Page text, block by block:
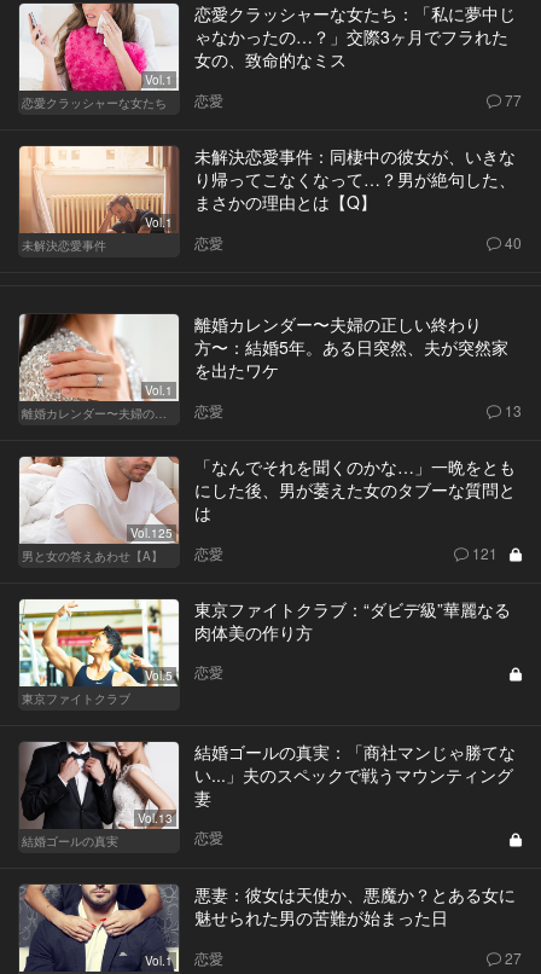
Vol.1
恋愛クラッシャーな女たち
恋愛クラッシャーな女たち：「私に夢中じ
ゃなかったの…？」交際3ヶ月でフラれた
女の、致命的なミス
恋愛 77
Vol.1
未解決恋愛事件
未解決恋愛事件：同棲中の彼女が、いきな
り帰ってこなくなって…？男が絶句した、
まさかの理由とは【Q】
恋愛 40
Vol.1
離婚カレンダー〜夫婦の正しい終わり方〜
離婚カレンダー〜夫婦の正しい終わり
方〜：結婚5年。ある日突然、夫が突然家
を出たワケ
恋愛 13
Vol.125
男と女の答えあわせ【A】
「なんでそれを聞くのかな…」一晩をとも
にした後、男が萎えた女のタブーな質問と
は
恋愛 121
Vol.5
東京ファイトクラブ
東京ファイトクラブ：“ダビデ級”華麗なる
肉体美の作り方
恋愛
Vol.13
結婚ゴールの真実
結婚ゴールの真実：「商社マンじゃ勝てな
い...」夫のスペックで戦うマウンティング
妻
恋愛
Vol.1
悪妻：彼女は天使か、悪魔か？とある女に
魅せられた男の苦難が始まった日
恋愛 27